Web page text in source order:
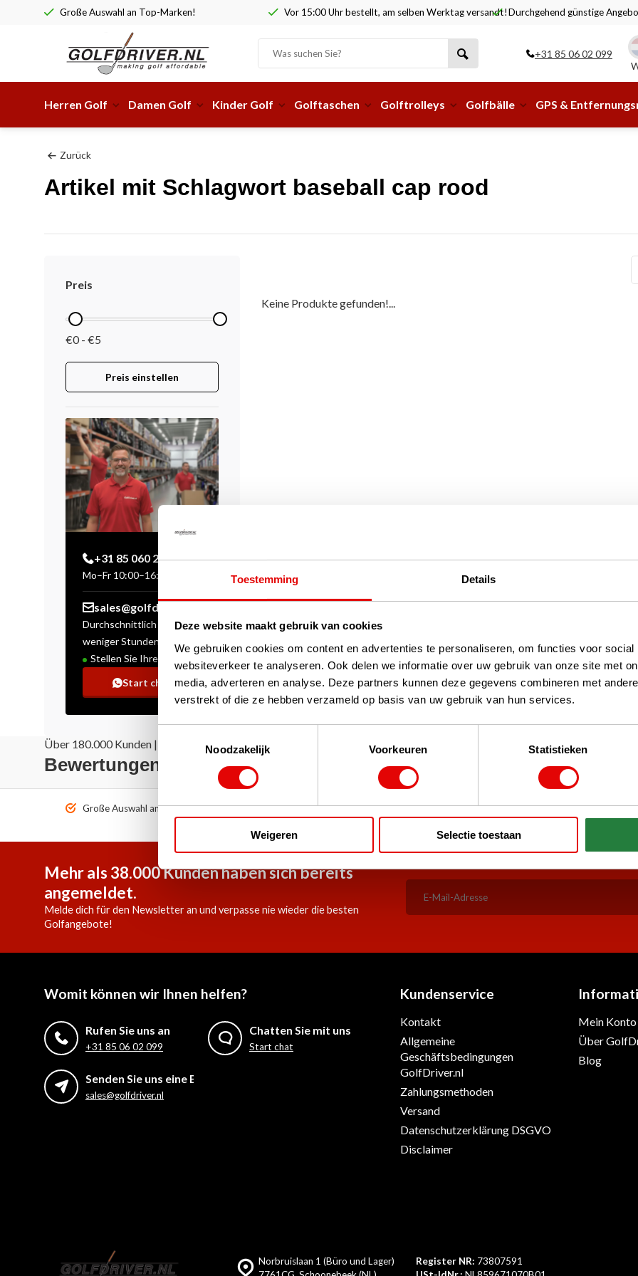
Toestemming Details
Deze website maakt gebruik van cookies
We gebruiken cookies om content en advertenties te personaliseren, om functies voor
websiteverkeer te analyseren. Ook delen we informatie over uw gebruik van onze site met
media, adverteren en analyse. Deze partners kunnen deze gegevens combineren met
verstrekt of die ze hebben verzameld op basis van uw gebruik van hun services.
Noodzakelijk
Voorkeuren Statistieken
Weigeren Selectie toestaan
Große Auswahl an Top-Marken! Vor 15:00 Uhr bestellt, am selben Werktag versandt!Durchgehend günstige
+31 85 06 02 099
Herren Golf Damen Golf Kinder Golf Golftaschen Golftrolleys Golfbälle GPS &
Zurück
Artikel mit Schlagwort baseball cap rood
Preis
€0 - €5
Preis einstellen
+31 85 060 20 99
Mo–Fr 10:00–16:00 Uhr
sales@golfdriver.nl
Durchschnittlich innerhalb
weniger Stunden
Stellen Sie Ihre Frage!
Start chat
Keine Produkte gefunden!...
Über 180.000 Kunden | Über 5.000 Bewertungen | Trusted Shops, TrustPilot, Google
Bewertungen: Das sagen unsere Kunden
Große Auswahl an Top-Marken!
Vor 15:00 Uhr bestellt, am selben
Durchgehend günstige
Mehr als 38.000 Kunden haben sich bereits
angemeldet.
Melde dich für den Newsletter an und verpasse nie wieder die besten
Golfangebote!
Womit können wir Ihnen helfen?
Rufen Sie uns an
+31 85 06 02 099
Chatten Sie mit uns
Start chat
Senden Sie uns eine E-Mail
sales@golfdriver.nl
Kundenservice
Kontakt
Allgemeine
Geschäftsbedingungen
GolfDriver.nl
Zahlungsmethoden
Versand
Datenschutzerklärung DSGVO
Disclaimer
Mein Konto
Über
Blog
Norbruislaan 1 (Büro und Lager)
Register NR: 73807591